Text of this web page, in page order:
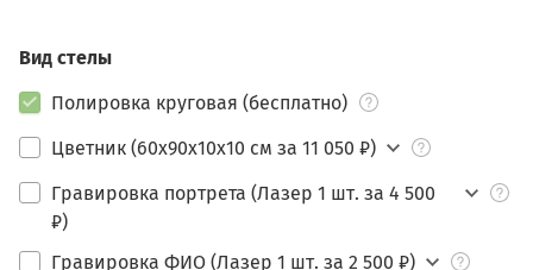
Вид стелы
Полировка круговая (бесплатно)
Цветник (60х90х10х10 см за 11 050 ₽)
Гравировка портрета (Лазер 1 шт. за 4 500
₽)
Гравировка ФИО (Лазер 1 шт. за 2 500 ₽)